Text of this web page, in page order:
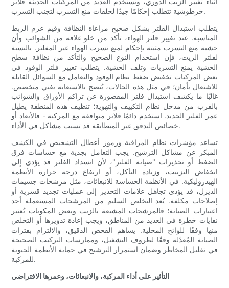
خرطوشية تتطلب إحكامًا جيدًا لحلقات منع التسرب لتجنب التسرب.
يتطلب استبدال الفلتر بشكل صحيح مراعاة النظافة وقيم عزم الربط
المناسبة. عند تغيير فلتر الهواء، تأكد من خلو غلافه من الشوائب وأن
حشية منع التسرب مثبتة بإحكام لمنع تسرب الهواء غير المفلتر. بالنسبة
لفلتر الزيت، فإن استخدام النوع الصحيح والتأكد من نظافة سطح
الحشية يمنع التسربات وتلف الحشية. يتطلب تغيير فلتر الوقود في
بعض المركبات تخفيض ضغط نظام الوقود والتعامل مع السوائل القابلة
للاشتعال بأمان؛ في مثل هذه الحالات، يُنصح بالاستعانة بفني متخصص.
غالبًا ما يكشف استبدال فلتر المقصورة عن تراكم الأوراق والشوائب
بالقرب من مدخل نظام التكييف والتهوية؛ تنظيف هذه المنطقة يطيل
عمر الفلتر الجديد. استخدم دائمًا فلاتر متوافقة مع المركبة - فالأبعاد أو
خصائص التدفق غير المتطابقة قد تسبب مشاكل في الأداء.
تساعد مؤشرات نظام المراقبة ورموز أعطال التشخيص في الكشف
المبكر عن مشاكل الترشيح. يجب التعامل بجدية مع حساسات فرق
الضغط أو تحذيرات "صيانة الفلتر"، لأن انسداد الفلتر قد يؤدي إلى
انخفاض التزييت، وزيادة التآكل، أو ارتفاع درجة حرارة الأنظمة
الهيدروليكية. في الأنظمة الحساسة للانبعاثات، مثل مرشحات جسيمات
الديزل، قد يؤدي تجاهل علامات التحذير إلى عمليات تجديد قسرية أو
إصلاحات مكلفة. يُعد التخلص السليم من المرشحات المستعملة أحد
اعتبارات الصيانة؛ فالمرشحات المشبعة بالزيت وبعض المكونات تُعتبر
نفايات خطرة في العديد من المناطق، ويجب إعادة تدويرها أو التخلص
منها وفقًا للوائح المحلية. يساهم الفحص الدقيق، والالتزام بفترات
الصيانة المُعدّلة وفقًا لظروف التشغيل، وممارسات التركيب الصحيحة
في تقليل المخاطر وضمان استمرار الترشيح في حماية الأنظمة الحيوية
للمركبة.
التأثير على أداء المركبة، والانبعاثات، وعمرها الافتراضي